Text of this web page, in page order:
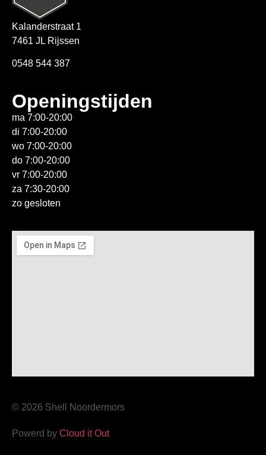
Kalanderstraat 1
7461 JL Rijssen
0548 544 387
Openingstijden
ma 7:00-20:00
di 7:00-20:00
wo 7:00-20:00
do 7:00-20:00
vr 7:00-20:00
za 7:30-20:00
zo gesloten
© 2026 Shell Noordermors
Powerd by Cloud it Out